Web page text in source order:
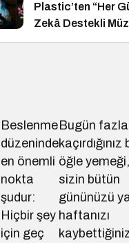
Beslenme
düzeninde
en önemli
nokta
şudur:
Hiçbir şey
için geç
Bugün fazla
kaçırdığınız
öğle yemeği,
sizin bütün
gününüzü
haftanızı
Plastic’ten “Her
Zekâ Destekli